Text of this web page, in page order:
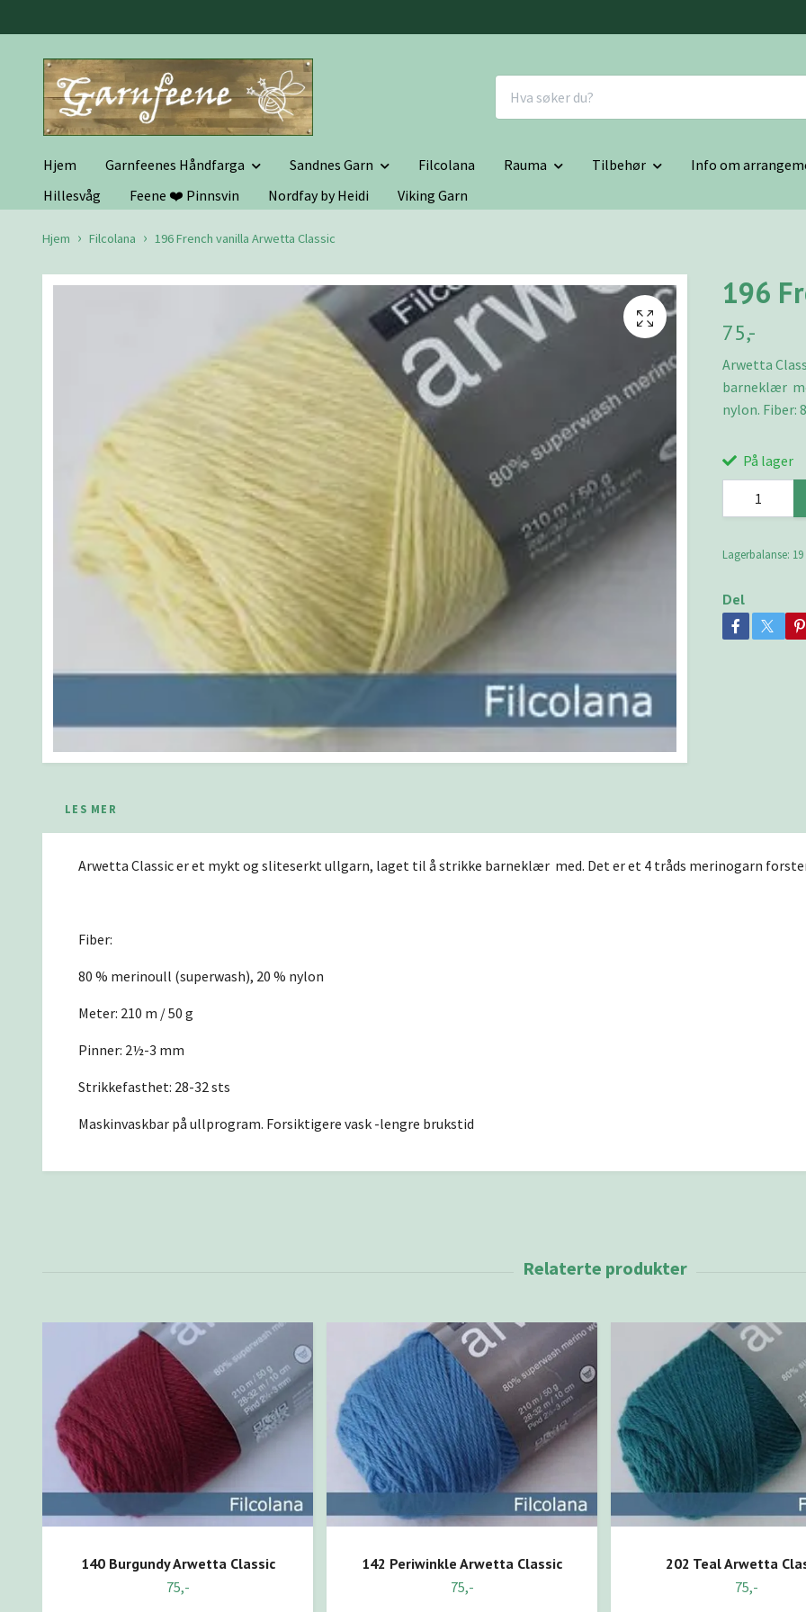
Hjem Garnfeenes Håndfarga Sandnes Garn Filcolana Rauma Tilbehør Info om
Hillesvåg
Feene ❤️ Pinnsvin Nordfay by Heidi Viking Garn
Hjem Filcolana 196 French vanilla Arwetta Classic
196
75,-
Arwetta
barneklær
nylon. Fiber: 8
På lager
Lagerbalanse: 19
Del
LES MER
Arwetta Classic er et mykt og sliteserkt ullgarn, laget til å strikke barneklær med. Det er et 4 tråds merinogarn
Fiber:
80 % merinoull (superwash), 20 % nylon
Meter: 210 m / 50 g
Pinner: 2½-3 mm
Strikkefasthet: 28-32 sts
Maskinvaskbar på ullprogram. Forsiktigere vask -lengre brukstid
140 Burgundy Arwetta Classic
75,-
142 Periwinkle Arwetta Classic
75,-
202 Teal Arwetta
75,-